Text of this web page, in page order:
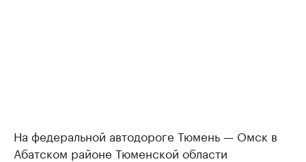
На федеральной автодороге Тюмень — Омск в
Абатском районе Тюменской области